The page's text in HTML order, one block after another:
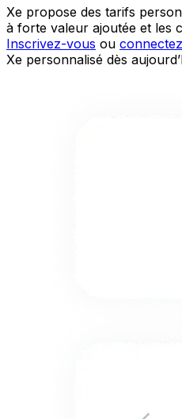
Xe propose des tarifs
à forte valeur ajoutée et les
Inscrivez-vous ou
Xe personnalisé dès